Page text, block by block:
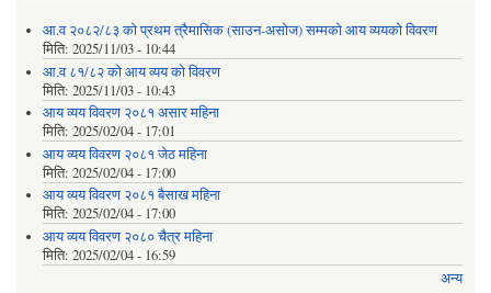
आ.व २०८२/८३ को प्रथम त्रैमासिक (साउन-असोज) सम्मको आय व्ययको विवरण
मिति: 2025/11/03 - 10:44
आ.व ८१/८२ को आय व्यय को विवरण
मिति: 2025/11/03 - 10:43
आय व्यय विवरण २०८१ असार महिना
मिति: 2025/02/04 - 17:01
आय व्यय विवरण २०८१ जेठ महिना
मिति: 2025/02/04 - 17:00
आय व्यय विवरण २०८१ बैसाख महिना
मिति: 2025/02/04 - 17:00
आय व्यय विवरण २०८० चैत्र महिना
मिति: 2025/02/04 - 16:59
अन्य